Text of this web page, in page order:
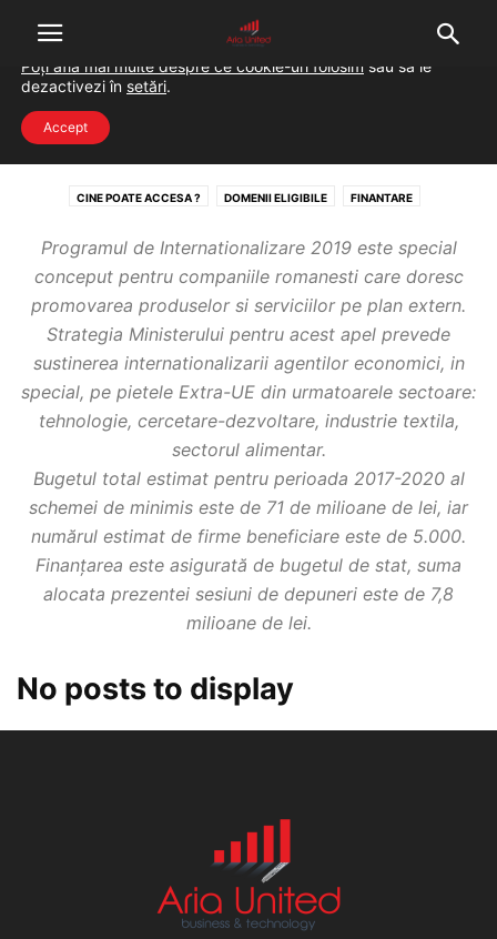
Home Fonduri guvernamentale
INTERNATIONALIZARE
CINE POATE ACCESA ? DOMENII ELIGIBILE FINANTARE
Programul de Internationalizare 2019 este special
conceput pentru companiile romanesti care doresc
promovarea produselor si serviciilor pe plan extern.
Strategia Ministerului pentru acest apel prevede
sustinerea internationalizarii agentilor economici, in
special, pe pietele Extra-UE din urmatoarele sectoare:
tehnologie, cercetare-dezvoltare, industrie textila,
sectorul alimentar.
Bugetul total estimat pentru perioada 2017-2020 al
schemei de minimis este de 71 de milioane de lei, iar
numărul estimat de firme beneficiare este de 5.000.
Finanțarea este asigurată de bugetul de stat, suma
alocata prezentei sesiuni de depuneri este de 7,8
milioane de lei.
No posts to display
Folosim cookie-uri pentru a-ți oferi cea mai bună experiență pe
situl nostru.
Poți afla mai multe despre ce cookie-uri folosim sau să le
dezactivezi în setări.
Accept